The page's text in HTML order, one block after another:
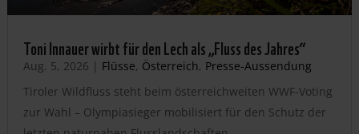
Toni Innauer wirbt für den Lech als „Fluss des Jahres“
Aug. 5, 2026 | Flüsse, Österreich, Presse-Aussendung
Tiroler Wildfluss steht beim österreichweiten WWF-Voting
zur Wahl – Olympiasieger mobilisiert für den Schutz der